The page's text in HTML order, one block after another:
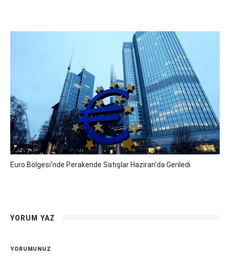
Euro Bölgesi'nde Perakende Satışlar Haziran'da Geriledi
YORUM YAZ
YORUMUNUZ